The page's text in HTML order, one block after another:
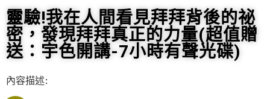
靈驗!我在人間看見拜拜背後的祕
密，發現拜拜真正的力量(超值贈
送：宇色開講-7小時有聲光碟)
內容描述: